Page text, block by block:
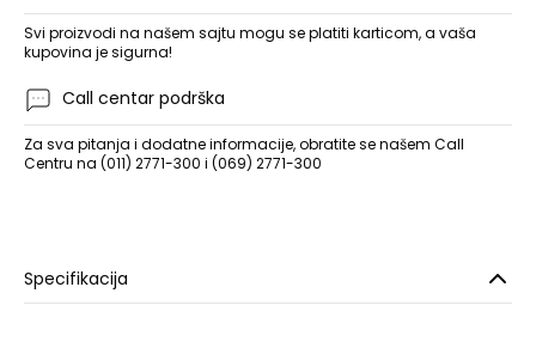
Svi proizvodi na našem sajtu mogu se platiti karticom, a vaša
kupovina je sigurna!
Call centar podrška
Za sva pitanja i dodatne informacije, obratite se našem Call
Centru na (011) 2771-300 i (069) 2771-300
Specifikacija